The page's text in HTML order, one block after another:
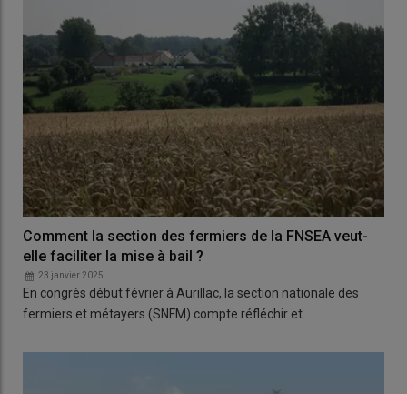
Comment la section des fermiers de la FNSEA veut-
elle faciliter la mise à bail ?
23 janvier 2025
En congrès début février à Aurillac, la section nationale des
fermiers et métayers (SNFM) compte réfléchir et…